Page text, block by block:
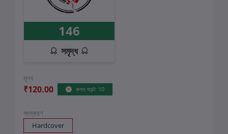
146
সমৃদ্ধ
মূল্য
₹120.00 ক্লাব পয়েন্ট: 10
সংস্করণ
Hardcover